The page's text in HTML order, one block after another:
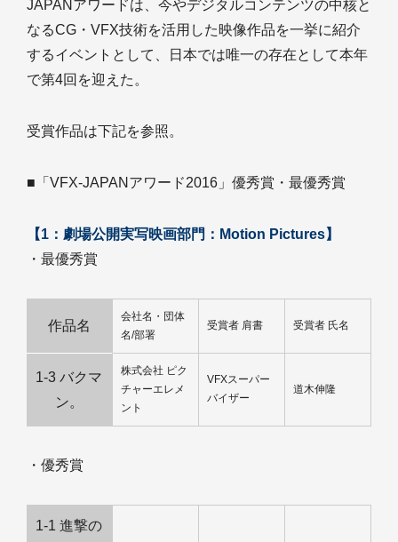
JAPANアワードは、今やデジタルコンテンツの中核と
なるCG・VFX技術を活用した映像作品を一挙に紹介
するイベントとして、日本では唯一の存在として本年
で第4回を迎えた。
受賞作品は下記を参照。
■「VFX-JAPANアワード2016」優秀賞・最優秀賞
【1：劇場公開実写映画部門：Motion Pictures】
・最優秀賞
作品名
会社名・団体
名/部署
受賞者 肩書 受賞者 氏名
1-3 バクマ
ン。
株式会社 ピク
チャーエレメ
ント
VFXスーパー
バイザー
道木伸隆
・優秀賞
1-1 進撃の